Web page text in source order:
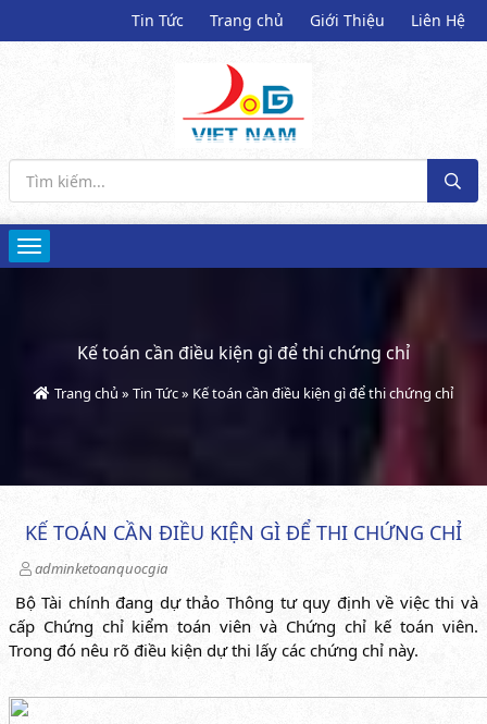
Tin Tức Trang chủ Giới Thiệu Liên Hệ
Kế toán cần điều kiện gì để thi chứng chỉ
Trang chủ » Tin Tức» Kế toán cần điều kiện gì để thi chứng chỉ
KẾ TOÁN CẦN ĐIỀU KIỆN GÌ ĐỂ THI CHỨNG CHỈ
adminketoanquocgia
Bộ Tài chính đang dự thảo Thông tư quy định về việc thi và
cấp Chứng chỉ kiểm toán viên và Chứng chỉ kế toán viên.
Trong đó nêu rõ điều kiện dự thi lấy các chứng chỉ này.